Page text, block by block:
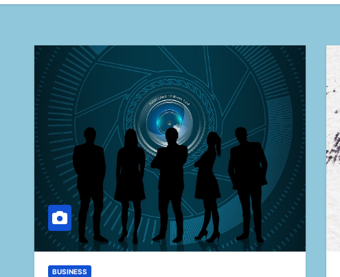
BUSINESS